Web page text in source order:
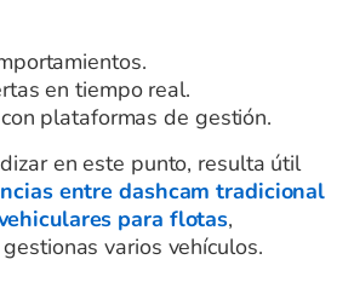
en tiempo real.
plataformas de gestión.
en este punto, resulta útil
entre dashcam tradicional
para flotas,
varios vehículos.